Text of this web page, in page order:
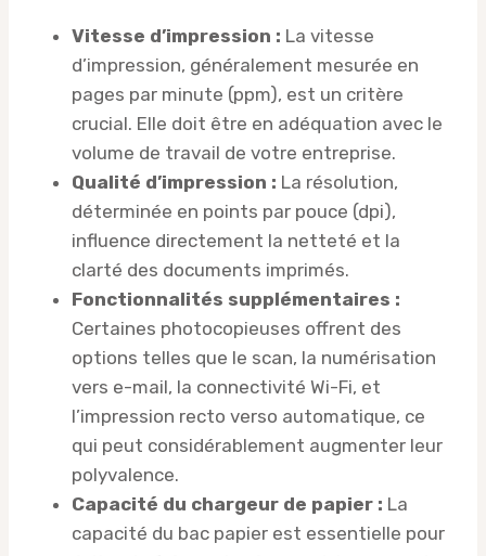
Vitesse d’impression : La vitesse
d’impression, généralement mesurée en
pages par minute (ppm), est un critère
crucial. Elle doit être en adéquation avec le
volume de travail de votre entreprise.
Qualité d’impression : La résolution,
déterminée en points par pouce (dpi),
influence directement la netteté et la
clarté des documents imprimés.
Fonctionnalités supplémentaires :
Certaines photocopieuses offrent des
options telles que le scan, la numérisation
vers e-mail, la connectivité Wi-Fi, et
l’impression recto verso automatique, ce
qui peut considérablement augmenter leur
polyvalence.
Capacité du chargeur de papier : La
capacité du bac papier est essentielle pour